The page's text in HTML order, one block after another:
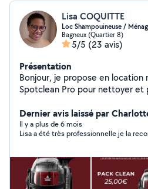
Lisa COQUITTE
Loc Shampouineuse /
Bagneux (Quartier 8)
5/5 (23 avis)
Présentation
Bonjour, je propose en location
Spotclean Pro pour nettoyer et
véhicule). Très efficace sur les
elle est louée avec 1 dose de
brosses pour un résultat professionnel.
Dernier avis laissé par
Il y a plus de 6 mois
Lisa a été très